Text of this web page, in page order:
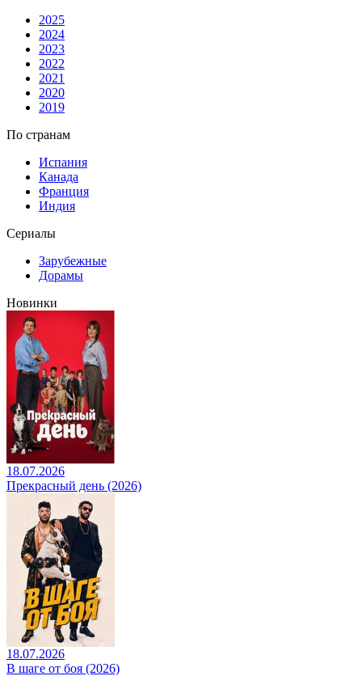
2025
2024
2023
2022
2021
2020
2019
По странам
Испания
Канада
Франция
Индия
Сериалы
Зарубежные
Дорамы
Новинки
18.07.2026
Прекрасный день (2026)
18.07.2026
В шаге от боя (2026)